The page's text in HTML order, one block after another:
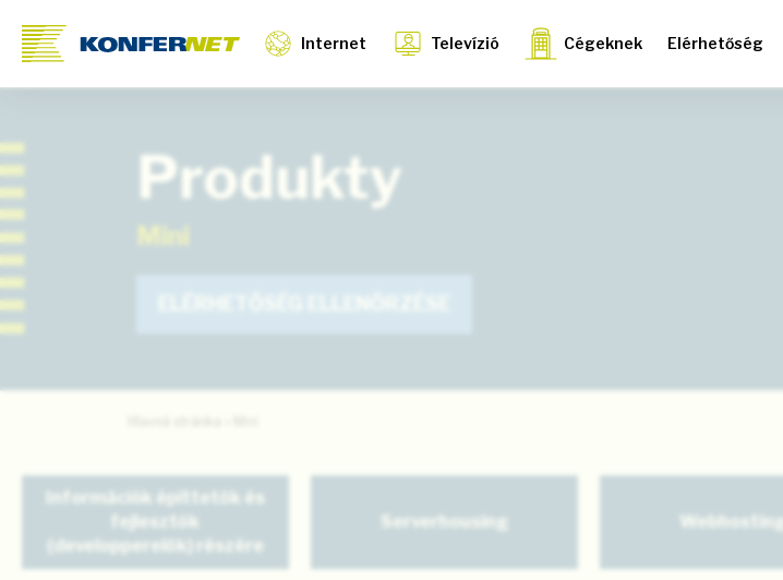
Internet Televízió Cégeknek Elérhetőség
Produkty
Mini
Információk építtetők és
fejlesztők
(developperelők) részére
Serverhousing Webhosting